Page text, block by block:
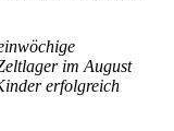
im August
erfolgreich